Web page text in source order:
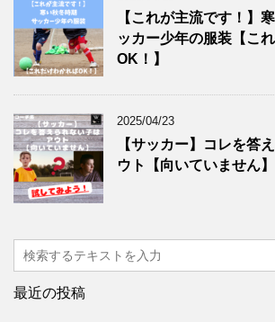
【これが主流です！】
ッカー少年の服装【こ
OK！】
2025/04/23
【サッカー】コレを答
ウト【向いていません】
最近の投稿